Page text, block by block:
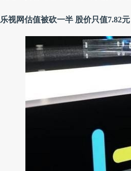
乐视网估值被砍一半 股价只值7.82元